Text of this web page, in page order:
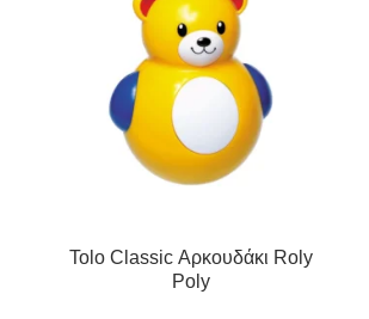
Tolo Classic Αρκουδάκι Roly
Poly